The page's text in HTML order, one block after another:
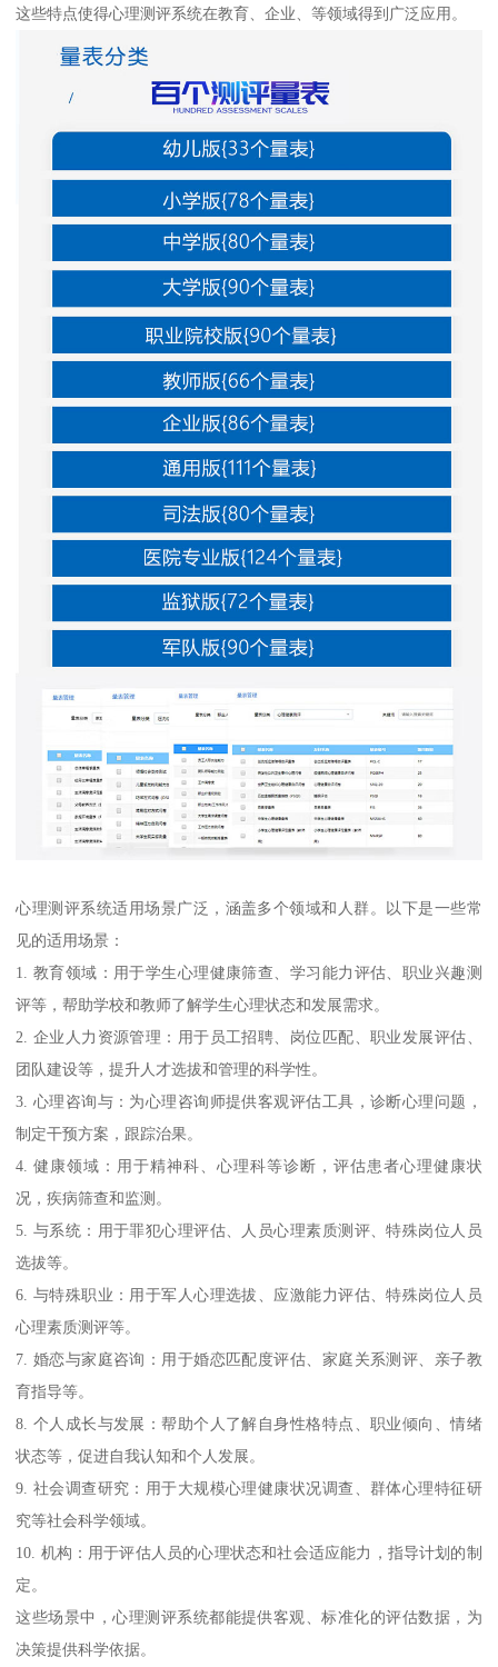
这些特点使得心理测评系统在教育、企业、等领域得到广泛应用。
心理测评系统适用场景广泛，涵盖多个领域和人群。以下是一些常
见的适用场景：
1. 教育领域：用于学生心理健康筛查、学习能力评估、职业兴趣测
评等，帮助学校和教师了解学生心理状态和发展需求。
2. 企业人力资源管理：用于员工招聘、岗位匹配、职业发展评估、
团队建设等，提升人才选拔和管理的科学性。
3. 心理咨询与：为心理咨询师提供客观评估工具，诊断心理问题，
制定干预方案，跟踪治果。
4. 健康领域：用于精神科、心理科等诊断，评估患者心理健康状
况，疾病筛查和监测。
5. 与系统：用于罪犯心理评估、人员心理素质测评、特殊岗位人员
选拔等。
6. 与特殊职业：用于军人心理选拔、应激能力评估、特殊岗位人员
心理素质测评等。
7. 婚恋与家庭咨询：用于婚恋匹配度评估、家庭关系测评、亲子教
育指导等。
8. 个人成长与发展：帮助个人了解自身性格特点、职业倾向、情绪
状态等，促进自我认知和个人发展。
9. 社会调查研究：用于大规模心理健康状况调查、群体心理特征研
究等社会科学领域。
10. 机构：用于评估人员的心理状态和社会适应能力，指导计划的制
定。
这些场景中，心理测评系统都能提供客观、标准化的评估数据，为
决策提供科学依据。